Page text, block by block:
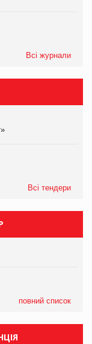
Всі журнали
Всі тендери
повний список